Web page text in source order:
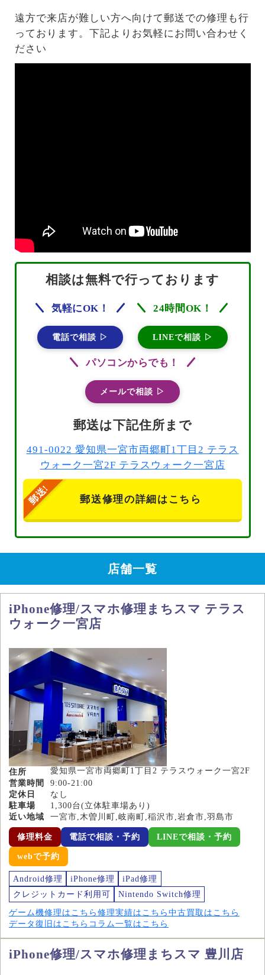
遠方で来店が難しい方へ向けて郵送での修理も行
っております。下記よりお気軽にお問い合わせく
ださい
相談は無料で行っております
気軽にOK！
電話で相談 ▷
24時間OK！
LINEで相談 ▷
パソコンからでも！
メールで相談 ▷
郵送は下記住所まで
491-0022 愛知県一宮市両郷町1丁目2 テラス
ウォーク一宮2F テラスウォーク一宮店
郵送修理の詳細はこちら
店舗一覧
iPhone修理/スマホ修理まちスマ テラス
ウォーク一宮店
住所
愛知県一宮市両郷町1丁目2 テラスウォーク一宮2F
営業時間
9:00-21:00
定休日
なし
駐車場
1,300台(立体駐車場あり)
近い地域
一宮市,木曽川町,岐南町,稲沢市,岩倉市,羽島市
修理料金 電話で相談・予約 LINEで相談・予約
webで予約
Android修理 iPhone修理
iPad修理
クレジットカード利用可
Nintendo Switch修理
ゲーム機修理はこちら 修理実績はこちら 中古買取はこちら
データ復旧はこちら コラム一覧はこちら
iPhone修理/スマホ修理まちスマ 豊川店